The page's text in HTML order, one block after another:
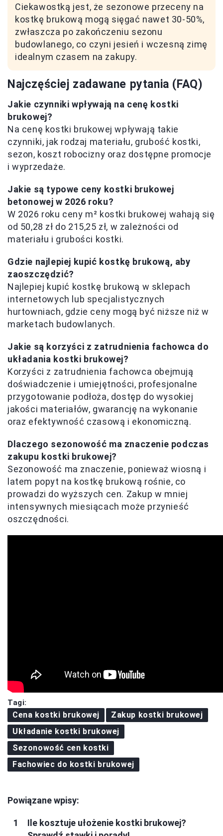
Ciekawostką jest, że sezonowe przeceny na
kostkę brukową mogą sięgać nawet 30-50%,
zwłaszcza po zakończeniu sezonu
budowlanego, co czyni jesień i wczesną zimę
idealnym czasem na zakupy.
Najczęściej zadawane pytania (FAQ)
Jakie czynniki wpływają na cenę kostki
brukowej?
Na cenę kostki brukowej wpływają takie
czynniki, jak rodzaj materiału, grubość kostki,
sezon, koszt robocizny oraz dostępne promocje
i wyprzedaże.
Jakie są typowe ceny kostki brukowej
betonowej w 2026 roku?
W 2026 roku ceny m² kostki brukowej wahają się
od 50,28 zł do 215,25 zł, w zależności od
materiału i grubości kostki.
Gdzie najlepiej kupić kostkę brukową, aby
zaoszczędzić?
Najlepiej kupić kostkę brukową w sklepach
internetowych lub specjalistycznych
hurtowniach, gdzie ceny mogą być niższe niż w
marketach budowlanych.
Jakie są korzyści z zatrudnienia fachowca do
układania kostki brukowej?
Korzyści z zatrudnienia fachowca obejmują
doświadczenie i umiejętności, profesjonalne
przygotowanie podłoża, dostęp do wysokiej
jakości materiałów, gwarancję na wykonanie
oraz efektywność czasową i ekonomiczną.
Dlaczego sezonowość ma znaczenie podczas
zakupu kostki brukowej?
Sezonowość ma znaczenie, ponieważ wiosną i
latem popyt na kostkę brukową rośnie, co
prowadzi do wyższych cen. Zakup w mniej
intensywnych miesiącach może przynieść
oszczędności.
Tagi:
Cena kostki brukowej
Zakup kostki brukowej
Układanie kostki brukowej
Sezonowość cen kostki
Fachowiec do kostki brukowej
Powiązane wpisy:
Ile kosztuje ułożenie kostki brukowej?